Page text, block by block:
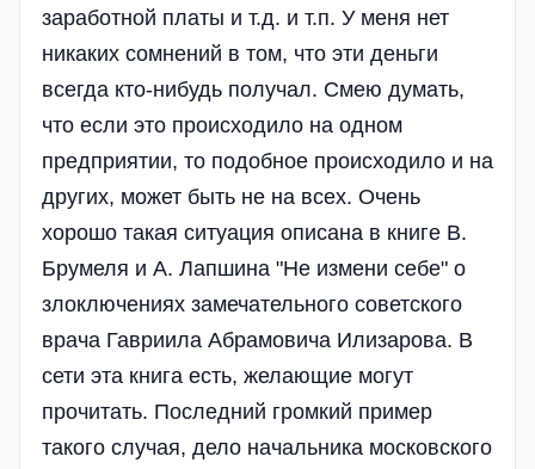
заработной платы и т.д. и т.п. У меня нет
никаких сомнений в том, что эти деньги
всегда кто-нибудь получал. Смею думать,
что если это происходило на одном
предприятии, то подобное происходило и на
других, может быть не на всех. Очень
хорошо такая ситуация описана в книге В.
Брумеля и А. Лапшина "Не измени себе" о
злоключениях замечательного советского
врача Гавриила Абрамовича Илизарова. В
сети эта книга есть, желающие могут
прочитать. Последний громкий пример
такого случая, дело начальника московского